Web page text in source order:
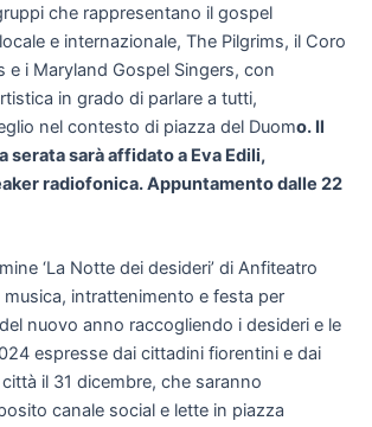
che rappresentano il gospel
e internazionale, The Pilgrims, il Coro
e i Maryland Gospel Singers, con
in grado di parlare a tutti,
nel contesto di piazza del Duomo. Il
serata sarà affidato a Eva Edili,
radiofonica. Appuntamento dalle 22
‘La Notte dei desideri’ di Anfiteatro
intrattenimento e festa per
nuovo anno raccogliendo i desideri e le
espresse dai cittadini fiorentini e dai
il 31 dicembre, che saranno
canale social e lette in piazza